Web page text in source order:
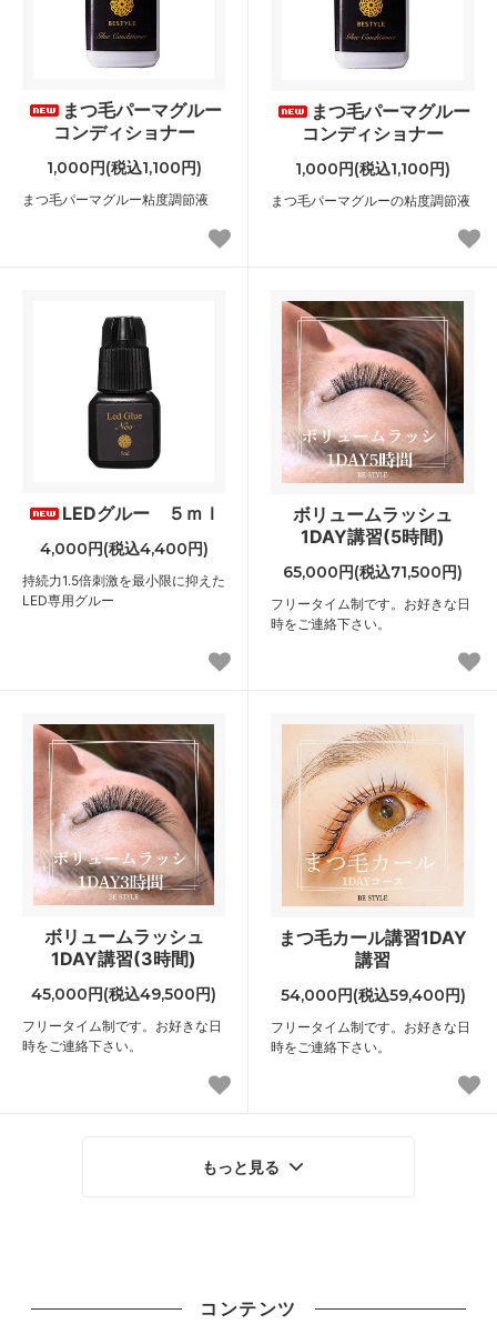
まつ毛パーマグルー
コンディショナー
1,000円(税込1,100円)
まつ毛パーマグルー粘度調節液
まつ毛パーマグルー
コンディショナー
1,000円(税込1,100円)
まつ毛パーマグルーの粘度調節液
LEDグルー ５ｍｌ
4,000円(税込4,400円)
持続力1.5倍刺激を最小限に抑えた
LED専用グルー
ボリュームラッシュ
1DAY講習(5時間)
65,000円(税込71,500円)
フリータイム制です。お好きな日
時をご連絡下さい。
ボリュームラッシュ
1DAY講習(3時間)
45,000円(税込49,500円)
フリータイム制です。お好きな日
時をご連絡下さい。
まつ毛カール講習1DAY
講習
54,000円(税込59,400円)
フリータイム制です。お好きな日
時をご連絡下さい。
もっと見る
コンテンツ